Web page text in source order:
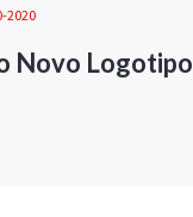
2020
Novo Logotipo